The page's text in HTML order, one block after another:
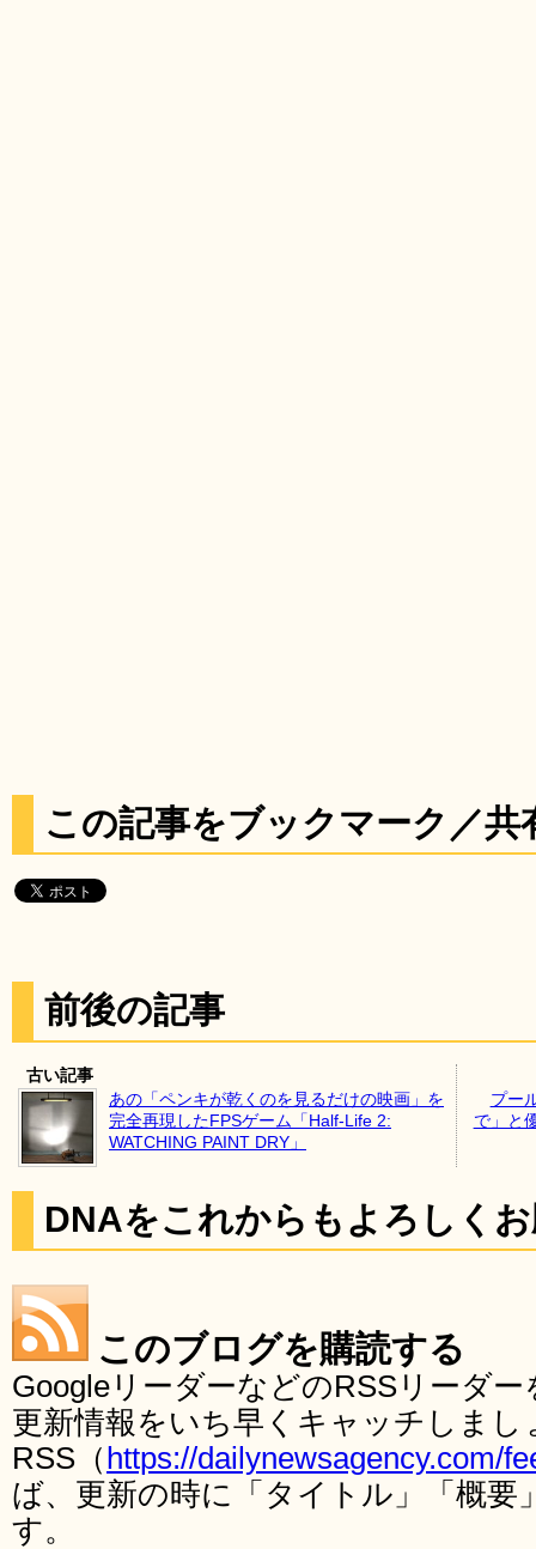
この記事をブックマーク／共
前後の記事
古い記事
あの「ペンキが乾くのを見るだけの映画」を
完全再現したFPSゲーム「Half-Life 2:
WATCHING PAINT DRY」
プー
で」と
DNAをこれからもよろしく
このブログを購読する
GoogleリーダーなどのRSSリーダ
更新情報をいち早くキャッチしま
RSS（ https://dailynewsagency.com/
ば、更新の時に「タイトル」「概要
す。